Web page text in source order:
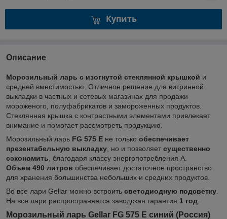
Купить
Описание
Морозильный ларь с изогнутой стеклянной крышкой и
средней вместимостью. Отличное решение для витринной
выкладки в частных и сетевых магазинах для продажи
мороженого, полуфабрикатов и замороженных продуктов.
Стеклянная крышка с контрастными элементами привлекает
внимание и помогает рассмотреть продукцию.
Морозильный ларь FG 575 E не только обеспечивает
презентабельную выкладку , но и позволяет существенно
сэкономить , благодаря классу энергопотребления А.
Объем 490 литров обеспечивает достаточное пространство
для хранения большинства небольших и средних продуктов.
Во все лари Gellar можно встроить светодиодную подсветку
На все лари распространяется заводская гарантия 1 год
Морозильный ларь Gellar FG 575 E синий (Россия)